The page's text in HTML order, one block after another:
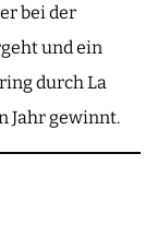
bei der
und ein
durch La
Jahr gewinnt.